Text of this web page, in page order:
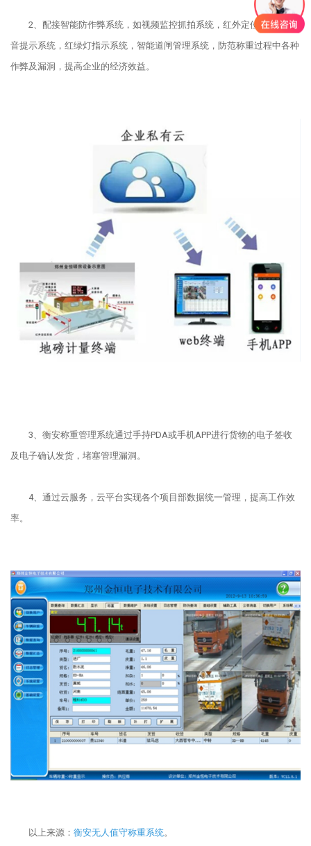
2、配接智能防作弊系统，如视频监控抓拍系统，红外定位系统，语
音提示系统，红绿灯指示系统，智能道闸管理系统，防范称重过程中各种
作弊及漏洞，提高企业的经济效益。
3、衡安称重管理系统通过手持PDA或手机APP进行货物的电子签收
及电子确认发货，堵塞管理漏洞。
4、通过云服务，云平台实现各个项目部数据统一管理，提高工作效
率。
以上来源： 衡安无人值守称重系统。